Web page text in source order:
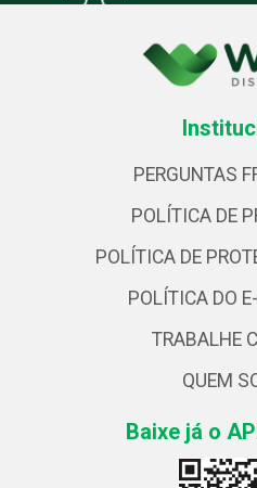
PERGUNTAS
POLÍTICA DE
POLÍTICA DE
POLÍTICA DO
TRABALHE
QUEM
Baixe já o